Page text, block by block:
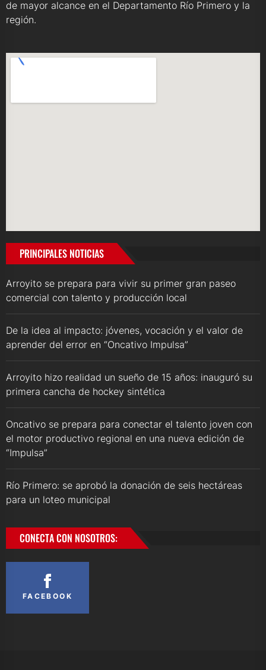
de mayor alcance en el Departamento Río Primero y la
región.
PRINCIPALES NOTICIAS
Arroyito se prepara para vivir su primer gran paseo
comercial con talento y producción local
De la idea al impacto: jóvenes, vocación y el valor de
aprender del error en “Oncativo Impulsa”
Arroyito hizo realidad un sueño de 15 años: inauguró su
primera cancha de hockey sintética
Oncativo se prepara para conectar el talento joven con
el motor productivo regional en una nueva edición de
“Impulsa”
Río Primero: se aprobó la donación de seis hectáreas
para un loteo municipal
CONECTA CON NOSOTROS:
FACEBOOK